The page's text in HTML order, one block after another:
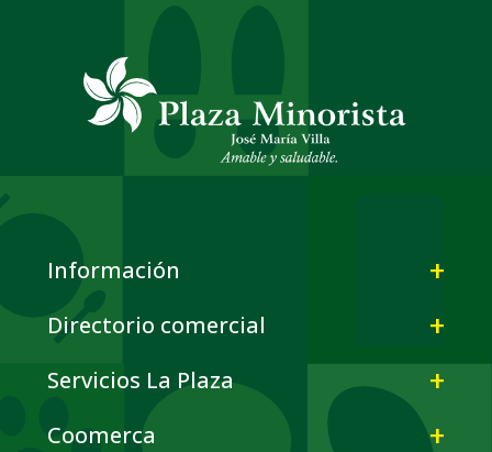
Información
Directorio comercial
Servicios La Plaza
Coomerca